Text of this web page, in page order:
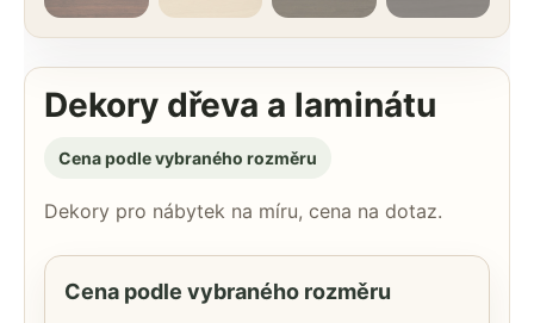
Dekory dřeva a laminátu
Cena podle vybraného rozměru
Dekory pro nábytek na míru, cena na dotaz.
Cena podle vybraného rozměru